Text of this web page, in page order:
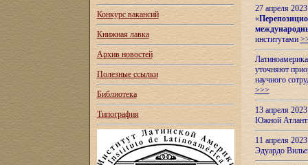
Конкурс вакансий
Книжная лавка
Архив новостей
Полезные ссылки
Библиотека
Типография
27 апреля
«
институтами
уточняют
научного
>>>
13 апреля
Южной
11 апреля
Эдуардо